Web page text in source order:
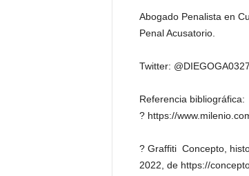
Abogado Penalista en
Penal Acusatorio.
Twitter:
Referencia bibliográfica:
? https://
? Graffiti  Concepto,
2022, de https://